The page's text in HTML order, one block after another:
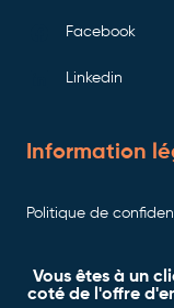
Facebook
Linkedin
Information
Politique de
Vous êtes à un
coté de l'offre